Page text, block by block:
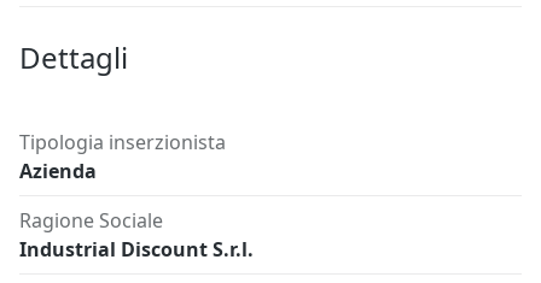
Dettagli
Tipologia inserzionista
Azienda
Ragione Sociale
Industrial Discount S.r.l.